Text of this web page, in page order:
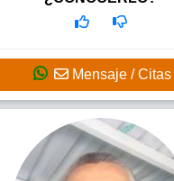
Mensaje / Citas